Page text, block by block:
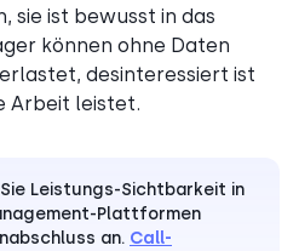
sie ist bewusst in das
können ohne Daten
desinteressiert ist
Arbeit leistet.
Leistungs-Sichtbarkeit in
Plattformen
an. Call-